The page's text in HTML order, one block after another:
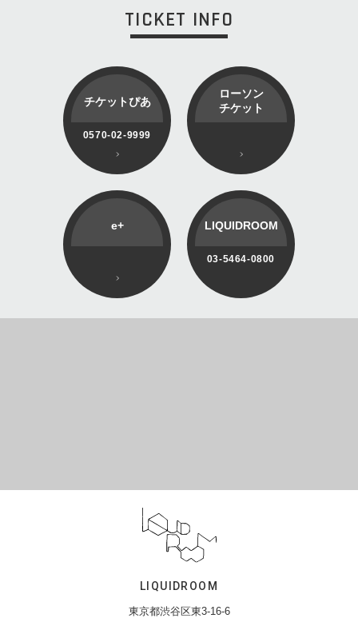
TICKET INFO
チケットぴあ
0570-02-9999
ローソン
チケット
e+ LIQUIDROOM
03-5464-0800
LIQUIDROOM
東京都渋谷区東3-16-6